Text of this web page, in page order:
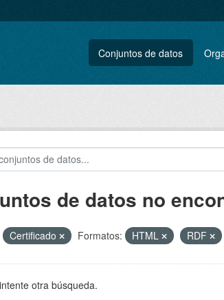
Conjuntos de datos
de datos no
Certificado Formatos: HTML RDF
otra búsqueda.